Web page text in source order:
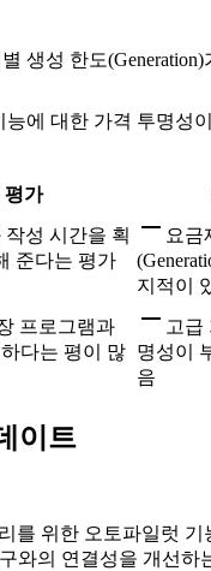
생성 한도
능에 대한 가격 투명성
평가
작성 시간을 획
준다는 평가
요금
지적이
프로그램과
다는 평이 많
고급
명성이
음
이트
를 위한 오토파일럿 기
와의 연결성을 개선하